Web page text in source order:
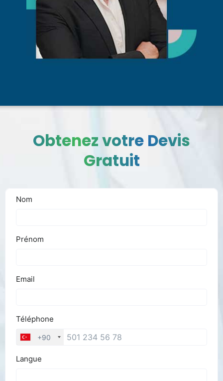
Obtenez votre Devis
Gratuit